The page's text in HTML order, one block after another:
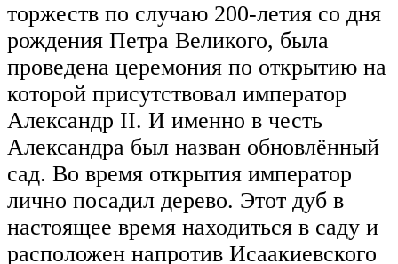
торжеств по случаю 200-летия со дня
рождения Петра Великого, была
проведена церемония по открытию на
которой присутствовал император
Александр II. И именно в честь
Александра был назван обновлённый
сад. Во время открытия император
лично посадил дерево. Этот дуб в
настоящее время находиться в саду и
расположен напротив Исаакиевского